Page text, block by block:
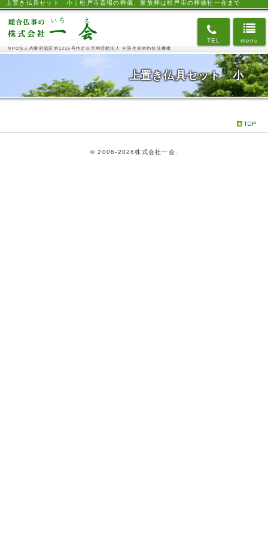
上置き仏具セット 小｜松戸市斎場の葬儀、家族葬は松戸市の葬儀社一会まで
menu
TEL
NPO法人内閣府認証第1216号特定非営利活動法人 全国生前契約信託機構
上置き仏具セット 小
©2006-2026株式会社一会.